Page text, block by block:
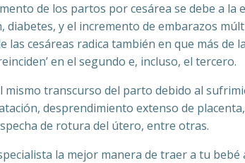
de los partos por cesárea se debe a la
y el incremento de embarazos
las cesáreas radica también en que más de
en el segundo e, incluso, el tercero.
mismo transcurso del parto debido al
desprendimiento extenso de placenta,
de rotura del útero, entre otras.
la mejor manera de traer a tu bebé